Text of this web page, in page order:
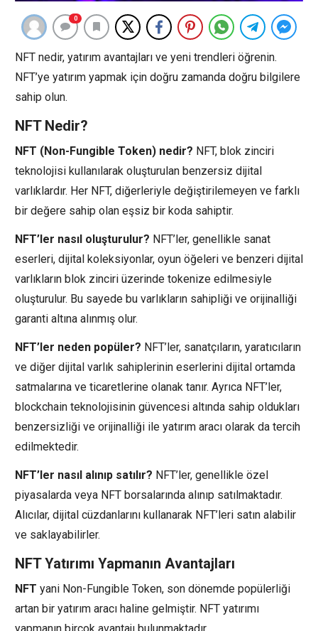
0
NFT nedir, yatırım avantajları ve yeni trendleri öğrenin.
NFT’ye yatırım yapmak için doğru zamanda doğru bilgilere
sahip olun.
NFT Nedir?
NFT (Non-Fungible Token) nedir? NFT, blok zinciri
teknolojisi kullanılarak oluşturulan benzersiz dijital
varlıklardır. Her NFT, diğerleriyle değiştirilemeyen ve farklı
bir değere sahip olan eşsiz bir koda sahiptir.
NFT’ler nasıl oluşturulur? NFT’ler, genellikle sanat
eserleri, dijital koleksiyonlar, oyun öğeleri ve benzeri dijital
varlıkların blok zinciri üzerinde tokenize edilmesiyle
oluşturulur. Bu sayede bu varlıkların sahipliği ve orijinalliği
garanti altına alınmış olur.
NFT’ler neden popüler? NFT’ler, sanatçıların, yaratıcıların
ve diğer dijital varlık sahiplerinin eserlerini dijital ortamda
satmalarına ve ticaretlerine olanak tanır. Ayrıca NFT’ler,
blockchain teknolojisinin güvencesi altında sahip oldukları
benzersizliği ve orijinalliği ile yatırım aracı olarak da tercih
edilmektedir.
NFT’ler nasıl alınıp satılır? NFT’ler, genellikle özel
piyasalarda veya NFT borsalarında alınıp satılmaktadır.
Alıcılar, dijital cüzdanlarını kullanarak NFT’leri satın alabilir
ve saklayabilirler.
NFT Yatırımı Yapmanın Avantajları
NFT yani Non-Fungible Token, son dönemde popülerliği
artan bir yatırım aracı haline gelmiştir. NFT yatırımı